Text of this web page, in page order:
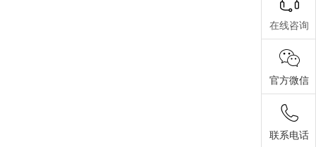
在线咨询
官方微信
联系电话